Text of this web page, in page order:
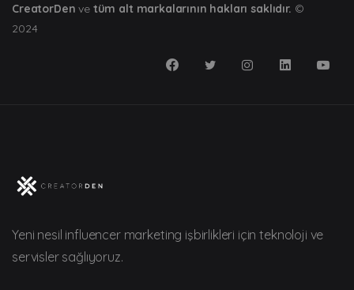
CreatorDen ve tüm alt markalarının hakları saklıdır. ©
2024
Yeni nesil influencer marketing işbirlikleri için teknoloji ve
servisler sağlıyoruz.